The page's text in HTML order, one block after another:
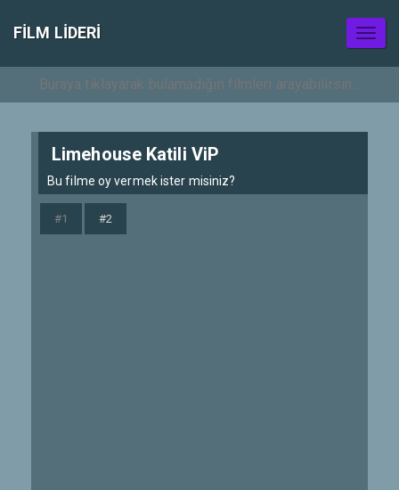
FILM LIDERI
Limehouse Katili ViP
Bu filme oy vermek ister misiniz?
#1 #2